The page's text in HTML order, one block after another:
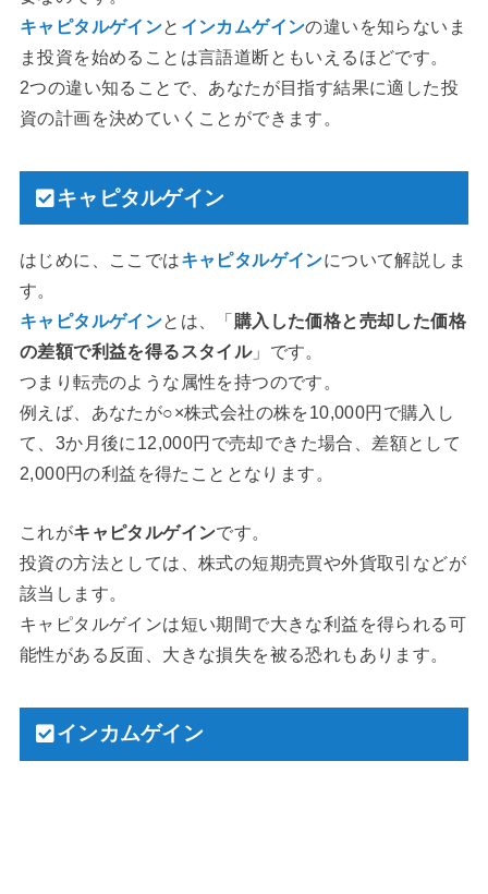
キャピタルゲインと インカムゲインの違いを知らないま
ま投資を始めることは言語道断ともいえるほどです。
2つの違い知ることで、あなたが目指す結果に適した投
資の計画を決めていくことができます。
キャピタルゲイン
はじめに、ここではキャピタルゲインについて解説しま
す。
キャピタルゲインとは、「 購入した価格と売却した価格
の差額で利益を得るスタイル」です。
つまり転売のような属性を持つのです。
例えば、あなたが○×株式会社の株を10,000円で購入し
て、3か月後に12,000円で売却できた場合、差額として
2,000円の利益を得たこととなります。
これがキャピタルゲインです。
投資の方法としては、株式の短期売買や外貨取引などが
該当します。
キャピタルゲインは短い期間で大きな利益を得られる可
能性がある反面、大きな損失を被る恐れもあります。
インカムゲイン